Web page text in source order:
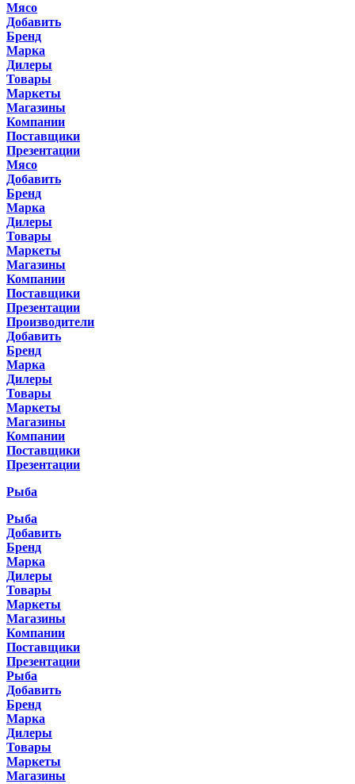
Мясо
Добавить
Бренд
Марка
Дилеры
Товары
Маркеты
Магазины
Компании
Поставщики
Презентации
Мясо
Добавить
Бренд
Марка
Дилеры
Товары
Маркеты
Магазины
Компании
Поставщики
Презентации
Производители
Добавить
Бренд
Марка
Дилеры
Товары
Маркеты
Магазины
Компании
Поставщики
Презентации
Рыба
Рыба
Добавить
Бренд
Марка
Дилеры
Товары
Маркеты
Магазины
Компании
Поставщики
Презентации
Рыба
Добавить
Бренд
Марка
Дилеры
Товары
Маркеты
Магазины